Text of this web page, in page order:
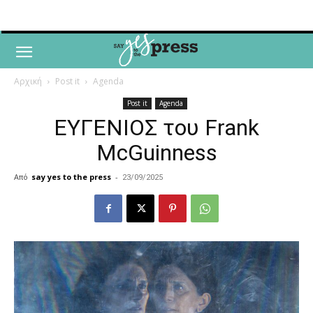
Αρχική Post it Agenda
Post it Agenda
ΕΥΓΕΝΙΟΣ του Frank
McGuinness
Από say yes to the press - 23/09/2025